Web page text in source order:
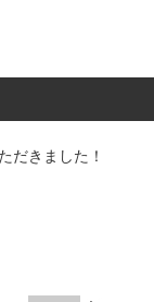
だきました！